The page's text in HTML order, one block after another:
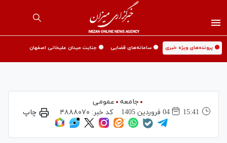
🟡 پرونده‌های ویژه خبری 🟡 سامانه‌های قضایی 🟡 جنایت میدان علیخانی اصفهان
جامعه
عمومی
15:41
04 فروردين 1405 کد خبر: ۴۸۸۸۰۷۰ چاپ